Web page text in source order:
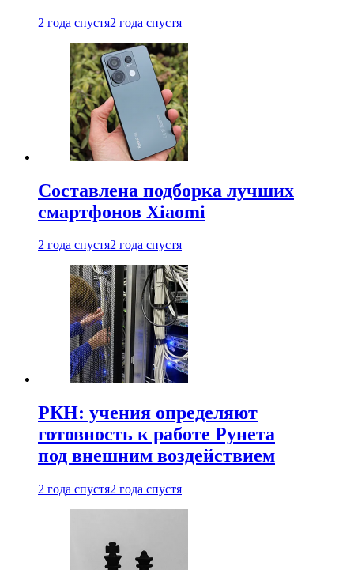
2 года спустя2 года спустя
Составлена подборка лучших
смартфонов Xiaomi
2 года спустя2 года спустя
РКН: учения определяют
готовность к работе Рунета
под внешним воздействием
2 года спустя2 года спустя